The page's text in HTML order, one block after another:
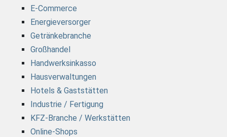
E-Commerce
Energieversorger
Getränkebranche
Großhandel
Handwerksinkasso
Hausverwaltungen
Hotels & Gaststätten
Industrie / Fertigung
KFZ-Branche / Werkstätten
Online-Shops